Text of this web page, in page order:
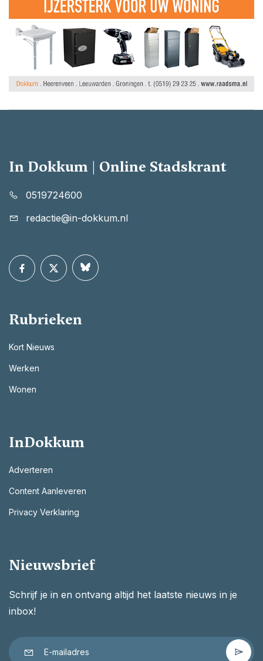
In Dokkum | Online Stadskrant
0519724600
redactie@in-dokkum.nl
Rubrieken
Kort Nieuws
Werken
Wonen
InDokkum
Adverteren
Content Aanleveren
Privacy Verklaring
Nieuwsbrief
Schrijf je in en ontvang altijd het laatste nieuws in je
inbox!